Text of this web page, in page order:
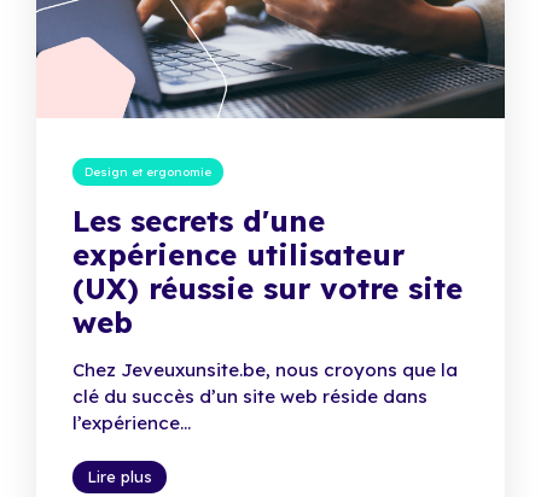
Design et ergonomie
Les secrets d'une
expérience utilisateur
(UX) réussie sur votre site
web
Chez Jeveuxunsite.be, nous croyons que la
clé du succès d’un site web réside dans
l’expérience...
Lire plus